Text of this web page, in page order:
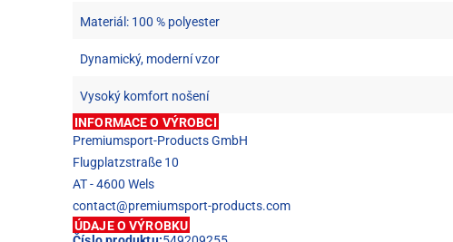
Materiál: 100 % polyester
Dynamický, moderní vzor
Vysoký komfort nošení
INFORMACE O VÝROBCI
Premiumsport-Products GmbH
Flugplatzstraße 10
AT - 4600 Wels
contact@premiumsport-products.com
ÚDAJE O VÝROBKU